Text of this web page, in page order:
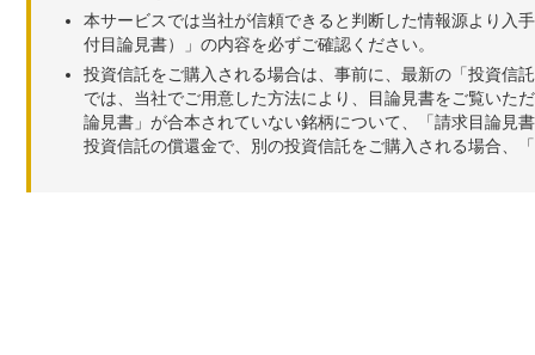
本サービスでは当社が信頼できると判断した情報源より入
付目論見書）」の内容を必ずご確認ください。
投資信託をご購入される場合は、事前に、最新の「投資信
では、当社でご用意した方法により、目論見書をご覧いた
論見書」が合本されていない銘柄について、「請求目論見
投資信託の償還金で、別の投資信託をご購入される場合、